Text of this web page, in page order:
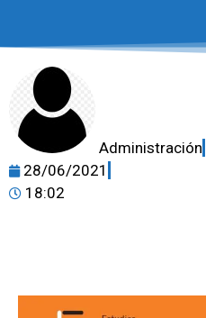
Administración
28/06/2021
18:02